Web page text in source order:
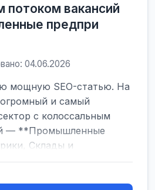
потоком вакансий
предпри
04.06.2026
мощную SEO-статью. На
и самый
с колоссальным
— **Промышленные
Склады и
заводы** ...